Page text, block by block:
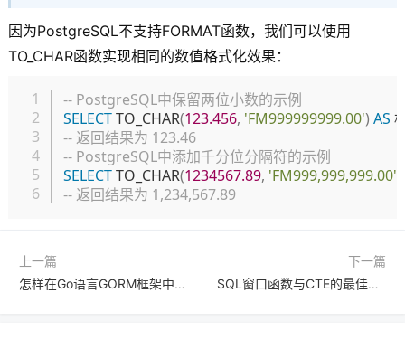
因为PostgreSQL不支持FORMAT函数，我们可以使用
TO_CHAR函数实现相同的数值格式化效果：
-- PostgreSQL中保留两位小数的示例
SELECT TO_CHAR(123.456, 'FM999999999.00') AS
-- 返回结果为 123.46
-- PostgreSQL中添加千分位分隔符的示例
SELECT TO_CHAR(1234567.89, 'FM999,999,999.00'
-- 返回结果为 1,234,567.89
上一篇
怎样在Go语言GORM框架中规避SQL注入_使用参数化API替代原始SQL拼接
下一篇
SQL窗口函数与CTE的最佳组合方式是什么